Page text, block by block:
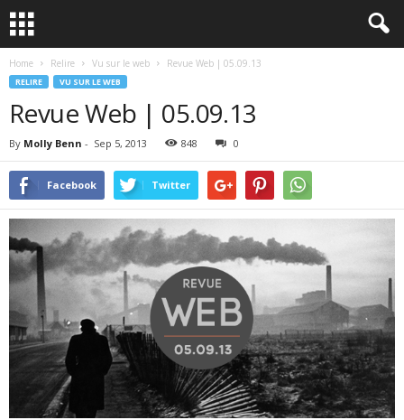
Home Relire Vu sur le web Revue Web | 05.09.13
RELIRE VU SUR LE WEB
Revue Web | 05.09.13
By Molly Benn - Sep 5, 2013 848 0
Facebook Twitter